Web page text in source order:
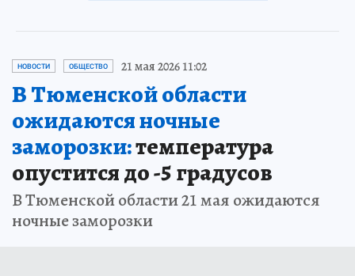
НОВОСТИ ОБЩЕСТВО 21 мая 2026 11:02
В Тюменской области
ожидаются ночные
заморозки:температура
опустится до -5 градусов
В Тюменской области 21 мая ожидаются
ночные заморозки